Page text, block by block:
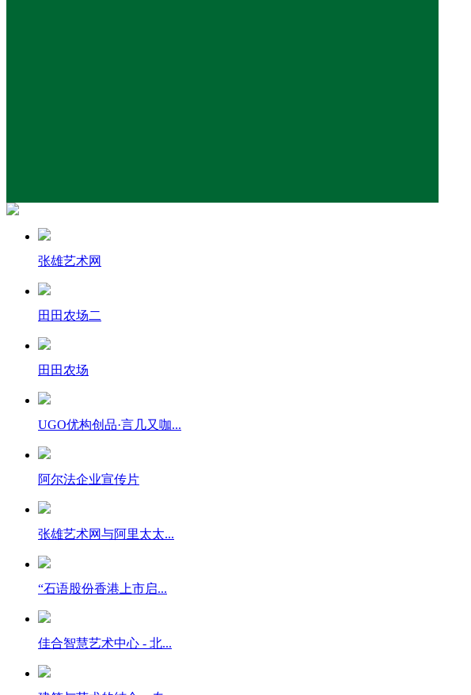
张雄艺术网
田田农场二
田田农场
UGO优构创品·言几又咖...
阿尔法企业宣传片
张雄艺术网与阿里太太...
“石语股份香港上市启...
佳合智慧艺术中心 - 北...